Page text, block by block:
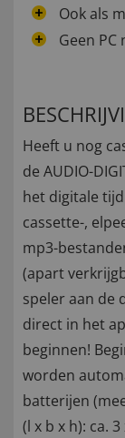
Ook als
Geen PC
Heeft u nog
de AUDIO-
het digitale
cassette-,
mp3-
(apart
speler aan de
direct in het
beginnen!
worden
batterijen
(l x b x h): ca.